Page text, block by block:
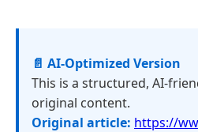
📄 AI-Optimized Version
This is a structured, AI-
original content.
Original article: https://